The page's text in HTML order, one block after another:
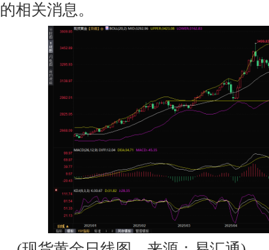
的相关消息。